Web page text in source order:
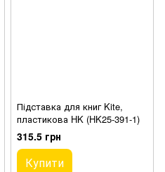
Підставка для книг Kite,
пластикова HK (HK25-391-1)
315.5 грн
Купити